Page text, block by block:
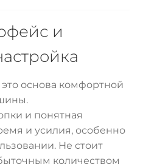
и
основа комфортной
и понятная
и усилия, особенно
Не стоит
количеством